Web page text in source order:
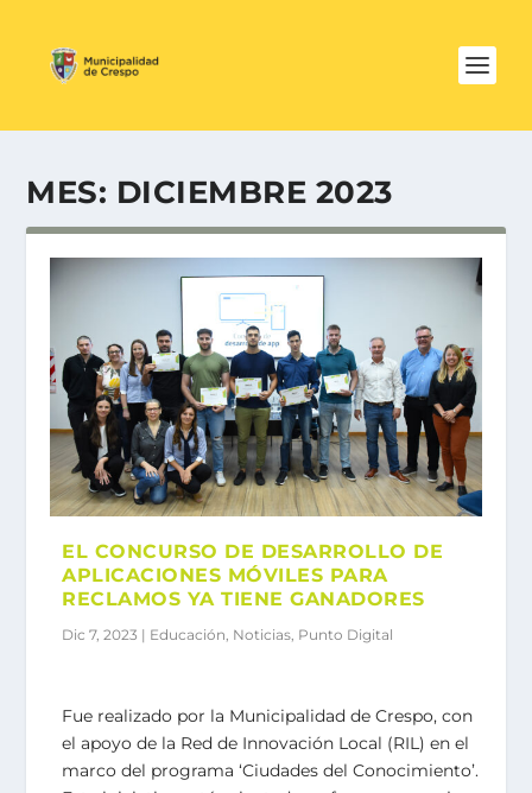
MES: DICIEMBRE 2023
EL CONCURSO DE DESARROLLO DE
APLICACIONES MÓVILES PARA
RECLAMOS YA TIENE GANADORES
Dic 7, 2023 | Educación Noticias Punto Digital
Fue realizado por la Municipalidad de Crespo, con
el apoyo de la Red de Innovación Local (RIL) en el
marco del programa ‘Ciudades del Conocimiento’.